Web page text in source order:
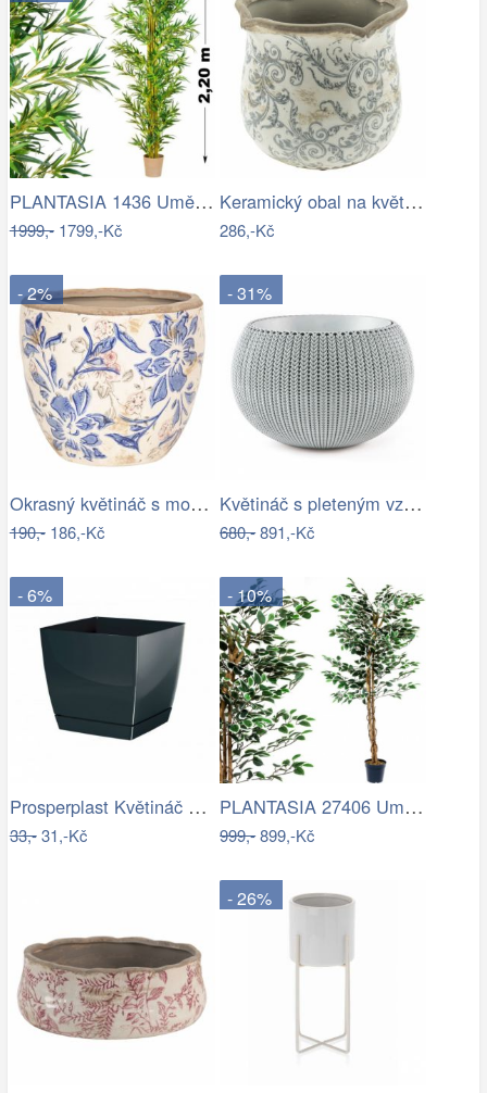
PLANTASIA 1436 Umělá květina strom - …
1999,-1799,-Kč
Keramický obal na květináč s ornamenty …
286,-Kč
- 2%
Okrasný květináč s modrými květy - Ø…
190,-186,-Kč
- 31%
Květináč s pleteným vzorem - RJ
680,-891,-Kč
- 6%
Prosperplast Květináč Coubi Square s…
33,-31,-Kč
- 10%
PLANTASIA 27406 Umělý strom rostlina -…
999,-899,-Kč
- 26%